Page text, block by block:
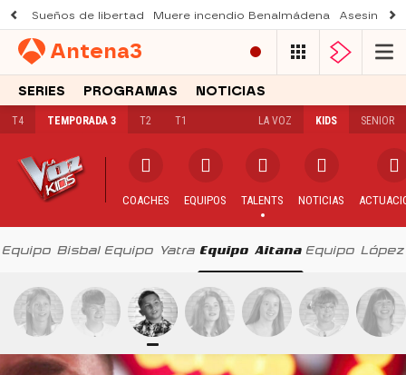
Sueños de libertad Muere incendio Benalmádena Asesinato
Antena3
SERIES PROGRAMAS NOTICIAS
T4 TEMPORADA 3 T2 T1 SENIOR
KIDS
LA VOZ
COACHES EQUIPOS TALENTS NOTICIAS
Equipo Bisbal Equipo Yatra Equipo Aitana Equipo López